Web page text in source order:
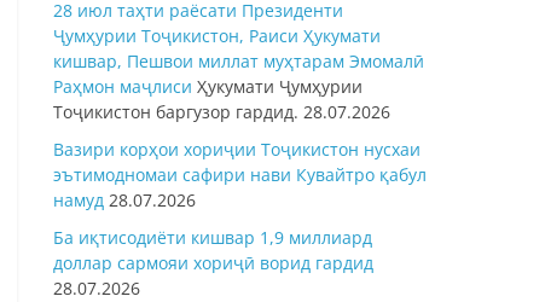
28 июл таҳти раёсати Президенти
Ҷумҳурии Тоҷикистон, Раиси Ҳукумати
кишвар, Пешвои миллат муҳтарам Эмомалӣ
Раҳмон маҷлиси Ҳукумати Ҷумҳурии
Тоҷикистон баргузор гардид. 28.07.2026
Вазири корҳои хориҷии Тоҷикистон нусхаи
эътимодномаи сафири нави Кувайтро қабул
намуд 28.07.2026
Ба иқтисодиёти кишвар 1,9 миллиард
доллар сармояи хориҷӣ ворид гардид
28.07.2026